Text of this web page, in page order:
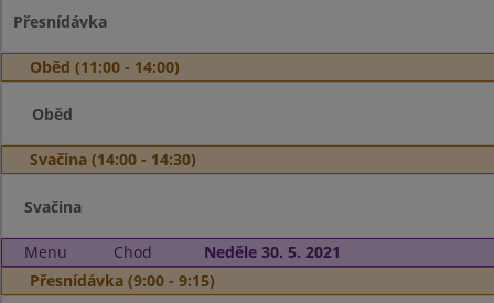
Přesnídávka
Oběd (11:00 - 14:00)
Oběd
Svačina (14:00 - 14:30)
Svačina
Menu Chod
Neděle 30. 5. 2021
Přesnídávka (9:00 - 9:15)